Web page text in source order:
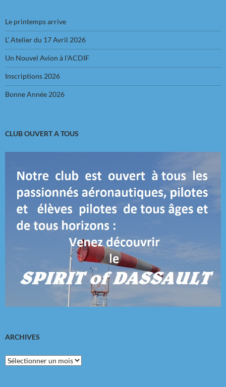
Le printemps arrive
L’ Atelier du 17 Avril 2026
Un Nouvel Avion à l’ACDIF
Inscriptions 2026
Bonne Année 2026
CLUB OUVERT A TOUS
ARCHIVES
Archives